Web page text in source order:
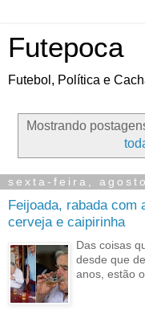
Futepoca
Futebol, Política e
Mostrando
sexta-feira,
Feijoada, rabada com
cerveja e caipirinha
Das coisas
desde que
anos, estão